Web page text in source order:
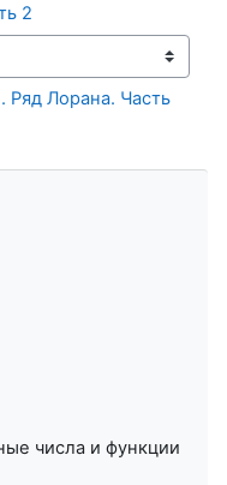
2
Ряд Лорана. Часть
числа и функции